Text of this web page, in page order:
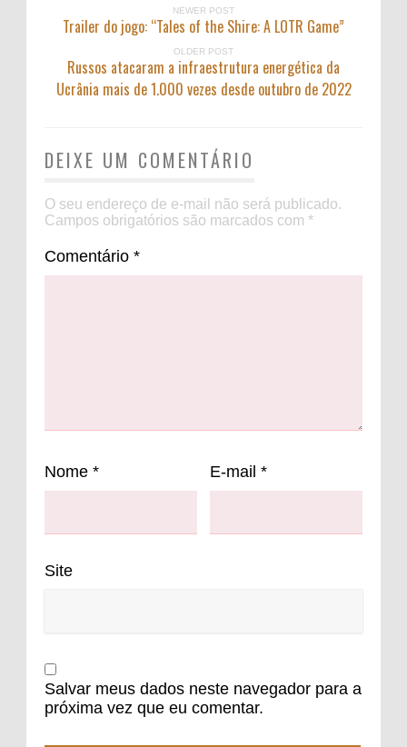
NEWER POST
Trailer do jogo: “Tales of the Shire: A LOTR Game”
OLDER POST
Russos atacaram a infraestrutura energética da
Ucrânia mais de 1.000 vezes desde outubro de 2022
DEIXE UM COMENTÁRIO
O seu endereço de e-mail não será publicado.
Campos obrigatórios são marcados com *
Comentário *
Nome * E-mail *
Site
Salvar meus dados neste navegador para a
próxima vez que eu comentar.